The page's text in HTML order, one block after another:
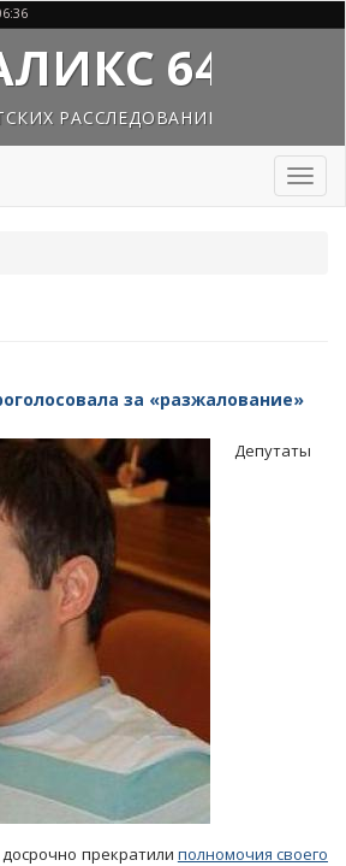
64
РАССЛЕДОВАНИЙ
Toggle
за «разжалование»
Депутаты
прекратили полномочия своего